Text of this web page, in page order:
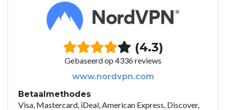
(4.3)
Gebaseerd op 4336 reviews
www.nordvpn.com
Betaalmethodes
Visa, Mastercard, iDeal, American Express, Discover,